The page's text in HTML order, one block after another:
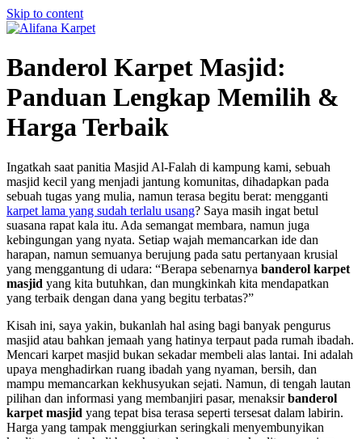
Skip to content
Banderol Karpet Masjid:
Panduan Lengkap Memilih &
Harga Terbaik
Ingatkah saat panitia Masjid Al-Falah di kampung kami, sebuah
masjid kecil yang menjadi jantung komunitas, dihadapkan pada
sebuah tugas yang mulia, namun terasa begitu berat: mengganti
karpet lama yang sudah terlalu usang? Saya masih ingat betul
suasana rapat kala itu. Ada semangat membara, namun juga
kebingungan yang nyata. Setiap wajah memancarkan ide dan
harapan, namun semuanya berujung pada satu pertanyaan krusial
yang menggantung di udara: “Berapa sebenarnya banderol karpet
masjid yang kita butuhkan, dan mungkinkah kita mendapatkan
yang terbaik dengan dana yang begitu terbatas?”
Kisah ini, saya yakin, bukanlah hal asing bagi banyak pengurus
masjid atau bahkan jemaah yang hatinya terpaut pada rumah ibadah.
Mencari karpet masjid bukan sekadar membeli alas lantai. Ini adalah
upaya menghadirkan ruang ibadah yang nyaman, bersih, dan
mampu memancarkan kekhusyukan sejati. Namun, di tengah lautan
pilihan dan informasi yang membanjiri pasar, menaksirbanderol
karpet masjid yang tepat bisa terasa seperti tersesat dalam labirin.
Harga yang tampak menggiurkan seringkali menyembunyikan